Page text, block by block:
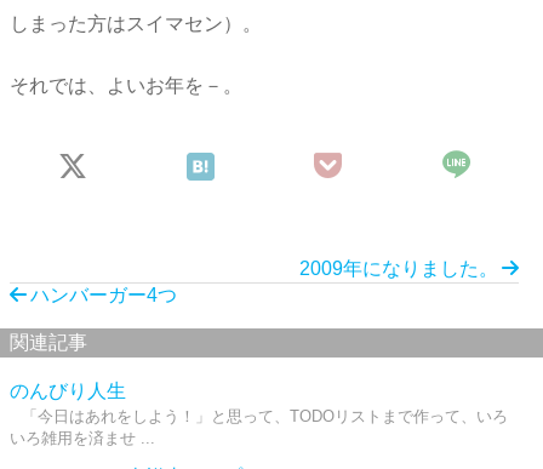
しまった方はスイマセン）。
それでは、よいお年を－。
2009年になりました。
ハンバーガー4つ
関連記事
のんびり人生
「今日はあれをしよう！」と思って、TODOリストまで作って、いろ
いろ雑用を済ませ ...